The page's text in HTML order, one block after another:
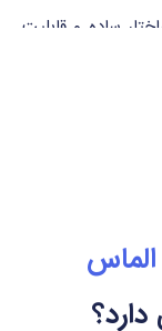
ساده و قابلیت
.me
دامنه .me دامنه ی سطح بالای کشوری (ccTLD) مربوط به کشور
الماس